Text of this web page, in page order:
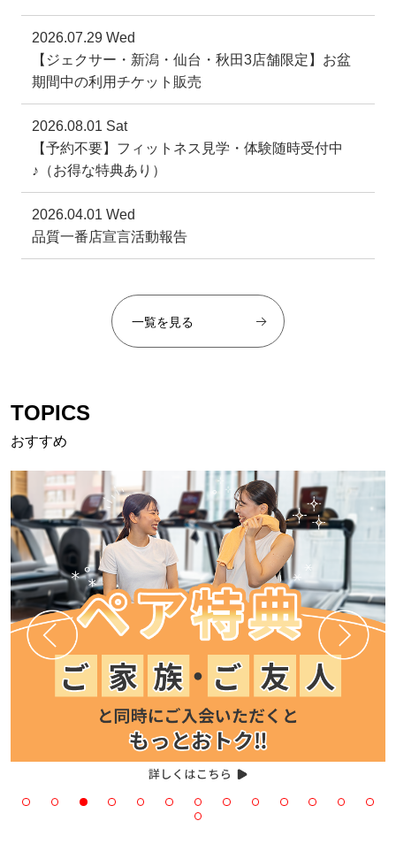
2026.07.29 Wed
【ジェクサー・新潟・仙台・秋田3店舗限定】お盆
期間中の利用チケット販売
2026.08.01 Sat
【予約不要】フィットネス見学・体験随時受付中
♪（お得な特典あり）
2026.04.01 Wed
品質一番店宣言活動報告
一覧を見る
TOPICS
おすすめ